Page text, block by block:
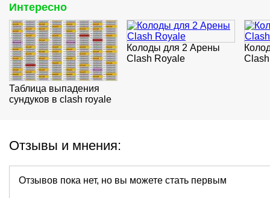
Интересно
Таблица выпадения
сундуков в clash royale
Колоды для 2 Арены
Clash Royale
Отзывы и мнения:
Отзывов пока нет, но вы можете стать первым